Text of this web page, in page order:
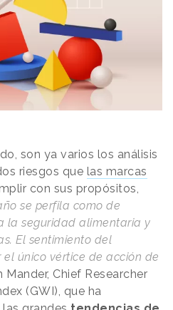
son ya varios los análisis
riesgos que las marcas
con sus propósitos,
se perfila como de
la seguridad alimentaria y
El sentimiento del
único vértice de acción de
Mander, Chief Researcher
(GWI), que ha